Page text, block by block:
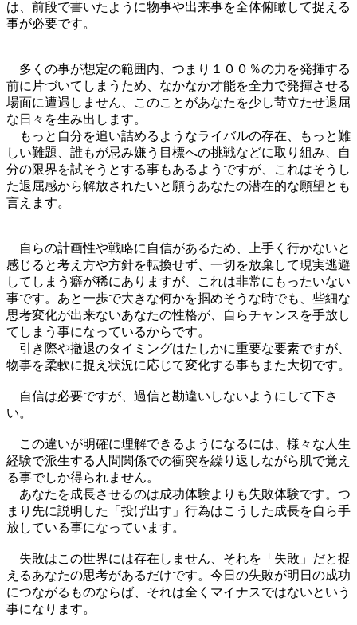
は、前段で書いたように物事や出来事を全体俯瞰して捉える
事が必要です。
多くの事が想定の範囲内、つまり１００％の力を発揮する
前に片づいてしまうため、なかなか才能を全力で発揮させる
場面に遭遇しません、このことがあなたを少し苛立たせ退屈
な日々を生み出します。
もっと自分を追い詰めるようなライバルの存在、もっと難
しい難題、誰もが忌み嫌う目標への挑戦などに取り組み、自
分の限界を試そうとする事もあるようですが、これはそうし
た退屈感から解放されたいと願うあなたの潜在的な願望とも
言えます。
自らの計画性や戦略に自信があるため、上手く行かないと
感じると考え方や方針を転換せず、一切を放棄して現実逃避
してしまう癖が稀にありますが、これは非常にもったいない
事です。あと一歩で大きな何かを掴めそうな時でも、些細な
思考変化が出来ないあなたの性格が、自らチャンスを手放し
てしまう事になっているからです。
引き際や撤退のタイミングはたしかに重要な要素ですが、
物事を柔軟に捉え状況に応じて変化する事もまた大切です。
自信は必要ですが、過信と勘違いしないようにして下さ
い。
この違いが明確に理解できるようになるには、様々な人生
経験で派生する人間関係での衝突を繰り返しながら肌で覚え
る事でしか得られません。
あなたを成長させるのは成功体験よりも失敗体験です。つ
まり先に説明した「投げ出す」行為はこうした成長を自ら手
放している事になっています。
失敗はこの世界には存在しません、それを「失敗」だと捉
えるあなたの思考があるだけです。今日の失敗が明日の成功
につながるものならば、それは全くマイナスではないという
事になります。